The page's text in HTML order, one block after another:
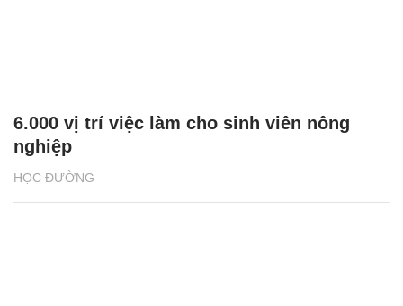
HỌC ĐƯỜNG
6.000 vị trí việc làm cho sinh viên nông
nghiệp